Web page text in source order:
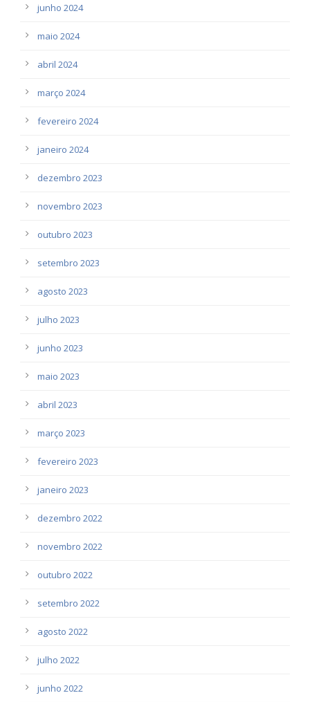
junho 2024
maio 2024
abril 2024
março 2024
fevereiro 2024
janeiro 2024
dezembro 2023
novembro 2023
outubro 2023
setembro 2023
agosto 2023
julho 2023
junho 2023
maio 2023
abril 2023
março 2023
fevereiro 2023
janeiro 2023
dezembro 2022
novembro 2022
outubro 2022
setembro 2022
agosto 2022
julho 2022
junho 2022